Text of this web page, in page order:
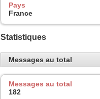
Pays
France
Statistiques
Messages au total
Messages au total
182